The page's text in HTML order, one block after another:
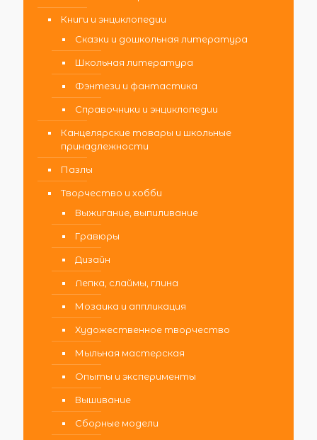
Книги и энциклопедии
Сказки и дошкольная литература
Школьная литература
Фэнтези и фантастика
Справочники и энциклопедии
Канцелярские товары и школьные
принадлежности
Пазлы
Творчество и хобби
Выжигание, выпиливание
Гравюры
Дизайн
Лепка, слаймы, глина
Мозаика и аппликация
Художественное творчество
Мыльная мастерская
Опыты и эксперименты
Вышивание
Сборные модели